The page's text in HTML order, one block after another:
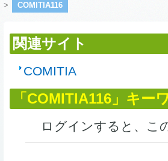
>
COMITIA116
関連サイト
COMITIA
「COMITIA116」キー
ログインすると、こ